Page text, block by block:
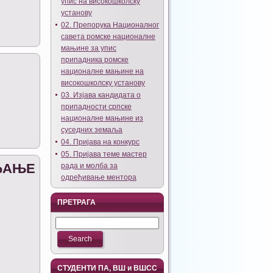
установу
02. Препорука Националног
савета ромске националне
мањине за упис
припадника ромске
националне мањине на
високошколску установу
03. Изјава кандидата о
припадности српске
националне мањине из
суседних земаља
04. Пријава на конкурс
05. Пријава теме мастер
рада и молба за
одређивање ментора
ПРЕТРАГА
СТУДЕНТИ ПА, ВШ и ВШСС